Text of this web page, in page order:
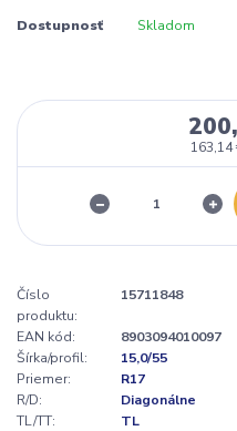
Dostupnosť Skladom
163,14
Číslo
produktu:
15711848
EAN kód:
8903094010097
Šírka/profil:
15,0/55
Priemer:
R17
R/D:
Diagonálne
TL/TT:
TL